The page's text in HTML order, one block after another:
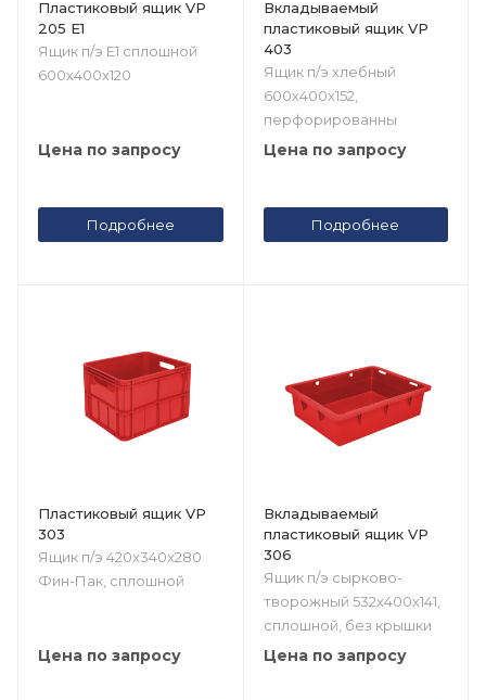
Пластиковый ящик VP
205 Е1
Ящик п/э Е1 сплошной
600х400х120
Цена по запросу
Подробнее
Вкладываемый
пластиковый ящик VP
403
Ящик п/э хлебный
600х400х152,
перфорированны
Цена по запросу
Подробнее
Пластиковый ящик VP
303
Ящик п/э 420х340х280
Фин-Пак, сплошной
Цена по запросу
Вкладываемый
пластиковый ящик VP
306
Ящик п/э сырково-
творожный 532х400х141,
сплошной, без крышки
Цена по запросу